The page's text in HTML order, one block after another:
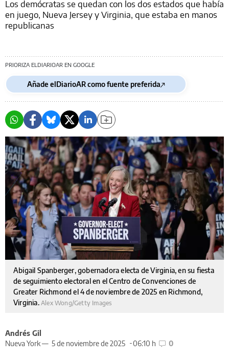
Los demócratas se quedan con los dos estados que había
en juego, Nueva Jersey y Virginia, que estaba en manos
republicanas
PRIORIZA ELDIARIOAR EN GOOGLE
Añade elDiarioAR como fuente preferida
Abigail Spanberger, gobernadora electa de Virginia, en su fiesta
de seguimiento electoral en el Centro de Convenciones de
Greater Richmond el 4 de noviembre de 2025 en Richmond,
Virginia.Alex Wong/Getty Images
Andrés Gil
Nueva York — 5 de noviembre de 2025 06:10 h 0